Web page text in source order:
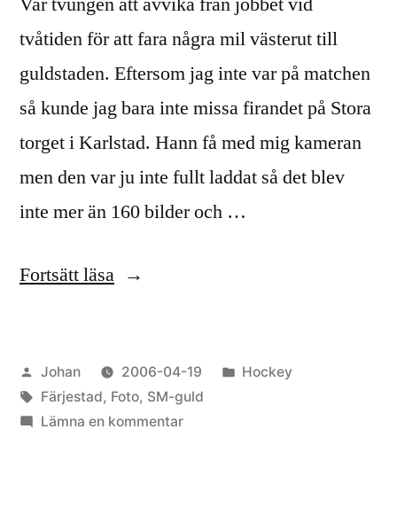
tvåtiden för att fara några mil västerut till
guldstaden. Eftersom jag inte var på matchen
så kunde jag bara inte missa firandet på Stora
torget i Karlstad. Hann få med mig kameran
men den var ju inte fullt laddat så det blev
inte mer än 160 bilder och …
Fortsätt läsa ”GULD-
Karlstad”
Publicerat
av
Johan 2006-04-19
Publicerat
Hockey
Etiketter:
Färjestad, Foto, SM-guld
Lämna en kommentartill